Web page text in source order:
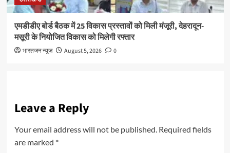
एमडीडीए बोर्ड बैठक में 25 विकास प्रस्तावों को मिली मंजूरी, देहरादून-
मसूरी के नियोजित विकास को मिलेगी रफ्तार
भारतजन न्यूज़ August 5, 2026 0
Leave a Reply
Your email address will not be published. Required fields
are marked *